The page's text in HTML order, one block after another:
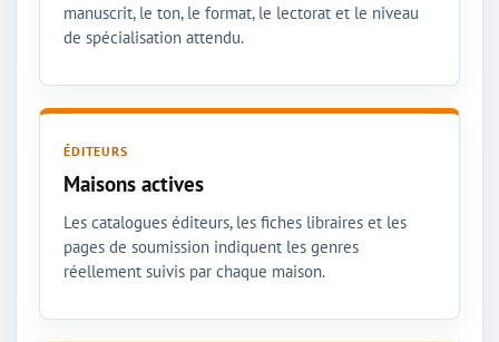
manuscrit, le ton, le format, le lectorat et le niveau
de spécialisation attendu.
ÉDITEURS
Maisons actives
Les catalogues éditeurs, les fiches libraires et les
pages de soumission indiquent les genres
réellement suivis par chaque maison.